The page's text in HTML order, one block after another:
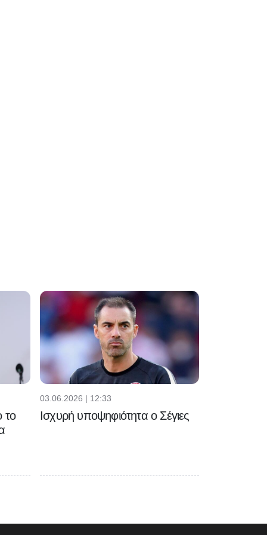
το
03.06.2026 | 12:33
Ισχυρή υποψηφιότητα ο Σέγιες